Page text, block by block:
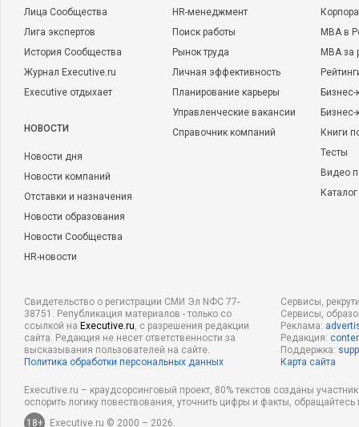
Лица Сообщества
Лига экспертов
История Сообщества
Журнал Executive.ru
Executive отдыхает
НОВОСТИ
Новости дня
Новости компаний
Отставки и назначения
Новости образования
Новости Сообщества
HR-новости
HR-менеджмент
Поиск работы
Рынок труда
Личная эффективность
Планирование карьеры
Управленческие вакансии
Справочник компаний
MBA в
MBA
Бизнес-
Книги
Тесты
Видео
Свидетельство о регистрации СМИ Эл NФС 77-
38751. Републикация материалов - только со
ссылкой на Executive.ru, с разрешения редакции
сайта. Редакция не несет ответственности за
высказывания пользователей на сайте.
Политика обработки персональных данных
Сервисы,
Сервисы,
Реклама:
Редакция:
Поддержка:
Карта сайта
Executive.ru – краудсорсинговый проект, 80% текстов созданы
оспорить логику повествования, уточнить цифры и факты,
18+
Executive.ru © 2000 – 2026.